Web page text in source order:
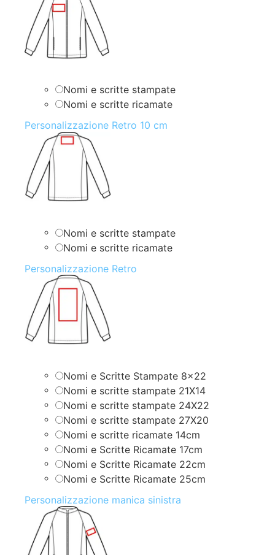
Nomi e scritte stampate
Nomi e scritte ricamate
Personalizzazione Retro 10 cm
Nomi e scritte stampate
Nomi e scritte ricamate
Personalizzazione Retro
Nomi e Scritte Stampate 8×22
Nomi e scritte stampate 21X14
Nomi e scritte stampate 24X22
Nomi e scritte stampate 27X20
Nomi e scritte ricamate 14cm
Nomi e Scritte Ricamate 17cm
Nomi e Scritte Ricamate 22cm
Nomi e Scritte Ricamate 25cm
Personalizzazione manica sinistra